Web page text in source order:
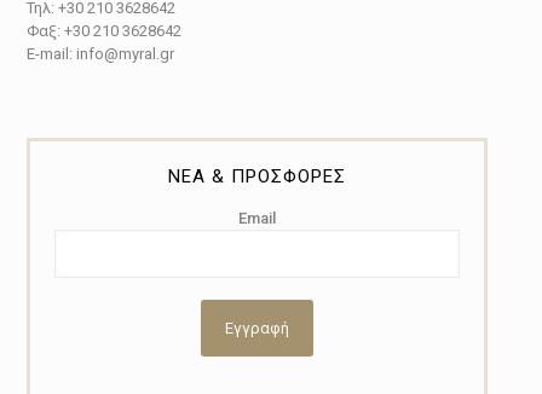
Τηλ: +30 210 3628642
Φαξ: +30 210 3628642
E-mail: info@myral.gr
ΝΕΑ & ΠΡΟΣΦΟΡΕΣ
Email